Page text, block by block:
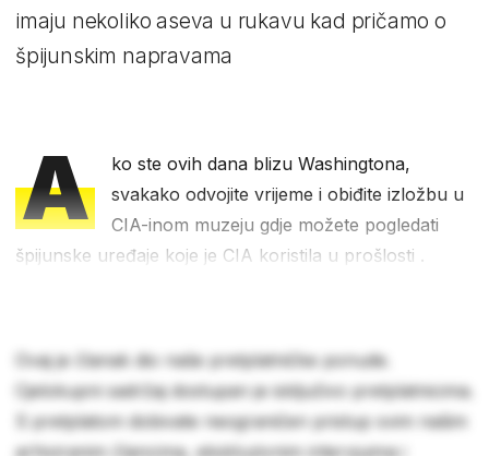
imaju nekoliko aseva u rukavu kad pričamo o
špijunskim napravama
A
ko ste ovih dana blizu Washingtona,
svakako odvojite vrijeme i obiđite izložbu u
CIA-inom muzeju gdje možete pogledati
špijunske uređaje koje je CIA koristila u prošlosti .
Ovaj je članak dio naše pretplatničke ponude.
Cjelokupni sadržaj dostupan je isključivo pretplatnicima.
S pretplatom dobivate neograničen pristup svim našim
arhiviranim člancima, ekskluzivnim intervjuima i